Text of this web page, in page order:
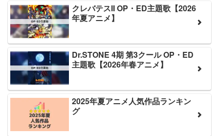
クレバテスII OP・ED主題歌【2026
年夏アニメ】
Dr.STONE 4期 第3クール OP・ED
主題歌【2026年春アニメ】
2025年夏アニメ人気作品ランキン
グ